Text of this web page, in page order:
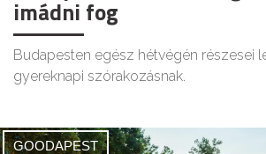
imádni fog
Budapesten egész hétvégén részesei
gyereknapi szórakozásnak.
GOODAPEST